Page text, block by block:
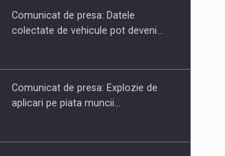
PUTTING ROMANIAN CORPORATE
Comunicat de presa: Datele
colectate de vehicule pot deveni…
Comunicat de presa: Explozie de
aplicari pe piata muncii…